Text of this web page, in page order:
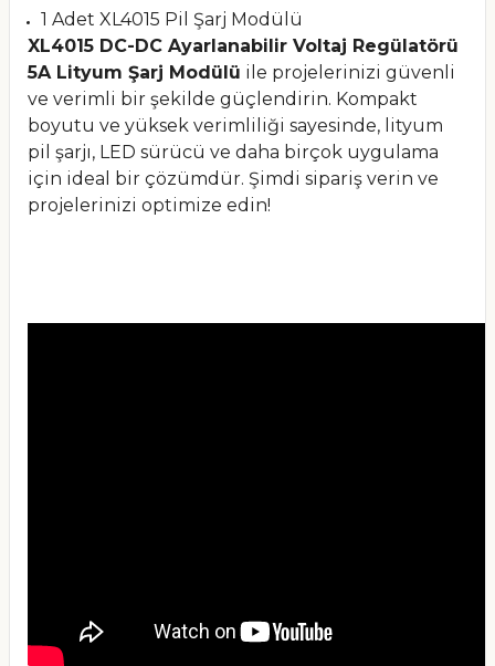
1 Adet XL4015 Pil Şarj Modülü
XL4015 DC-DC Ayarlanabilir Voltaj Regülatörü
5A Lityum Şarj Modülü ile projelerinizi güvenli
ve verimli bir şekilde güçlendirin. Kompakt
boyutu ve yüksek verimliliği sayesinde, lityum
pil şarjı, LED sürücü ve daha birçok uygulama
için ideal bir çözümdür. Şimdi sipariş verin ve
projelerinizi optimize edin!